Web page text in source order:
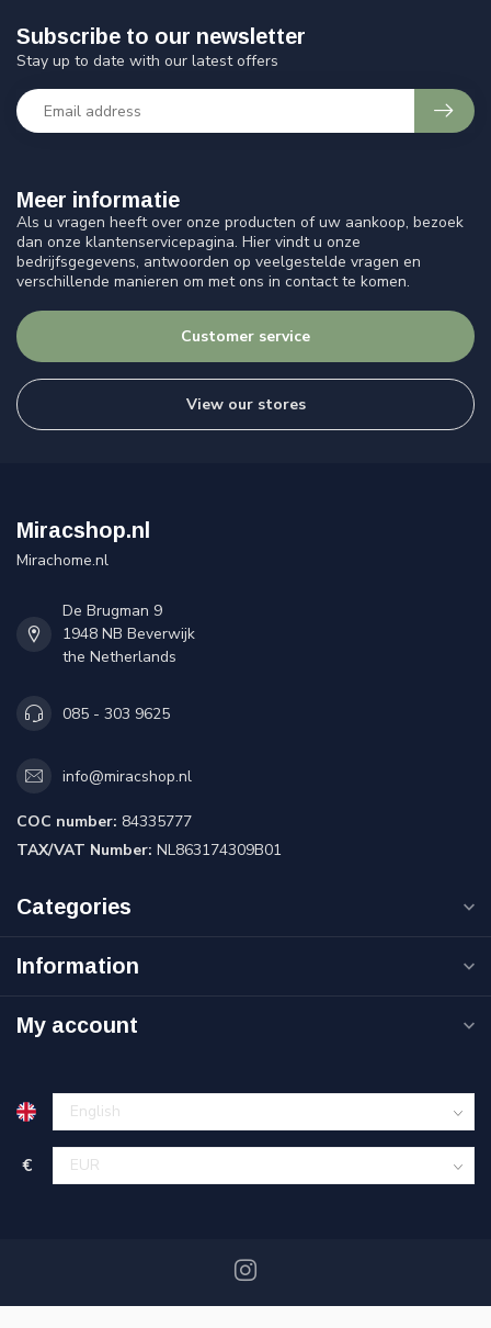
Meer informatie
Als u vragen heeft over onze producten of uw aankoop, bezoek
dan onze klantenservicepagina. Hier vindt u onze
bedrijfsgegevens, antwoorden op veelgestelde vragen en
verschillende manieren om met ons in contact te komen.
Customer service
View our stores
Subscribe to our newsletter
Stay up to date with our latest offers
Miracshop.nl
Mirachome.nl
De Brugman 9
1948 NB Beverwijk
the Netherlands
085 - 303 9625
info@miracshop.nl
COC number: 84335777
TAX/VAT Number: NL863174309B01
Categories
Information
My account
€